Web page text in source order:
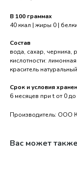
В 100 граммах
40 ккал | жиры 0 |
Состав
вода, сахар, черника,
кислотности:
краситель
Срок и условия
6 месяцев при t от 0 до
Производитель: ООО
Вас может